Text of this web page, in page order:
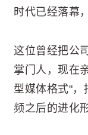
时代已经落幕
这位曾经把公
掌门人，现在
型媒体格式"，
频之后的进化